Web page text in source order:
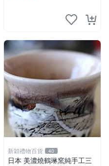
新穎禮物百貨 40
日本 美濃燒鶴琳窯純手工三